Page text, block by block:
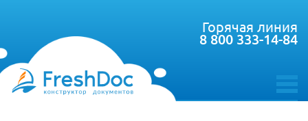
toggle
Горячая линия
8 800 333-14-84